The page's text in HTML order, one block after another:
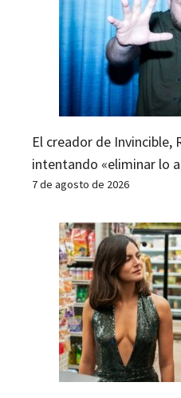
El creador de Invincible,
intentando «eliminar lo
7 de agosto de 2026